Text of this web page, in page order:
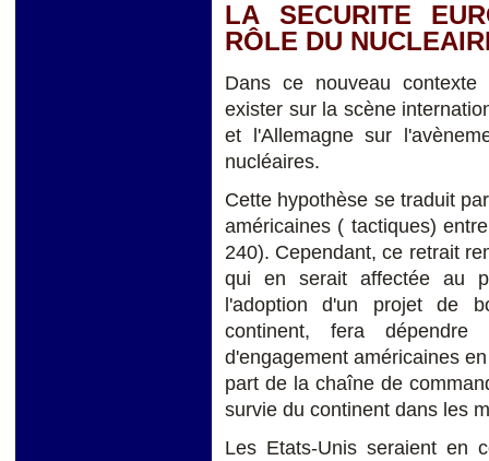
LA SECURITE
RÔLE DU
Dans ce nouveau
exister sur la scène
et l'Allemagne sur
nucléaires.
Cette hypothèse se traduit
américaines ( tactiques)
240). Cependant, ce retrait
qui en serait affectée au
l'adoption d'un projet de
continent, fera
d'engagement américaines
part de la chaîne de
survie du continent dans les
Les Etats-Unis seraient en